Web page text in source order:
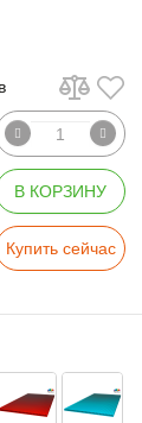
В КОРЗИНУ
Купить сейчас